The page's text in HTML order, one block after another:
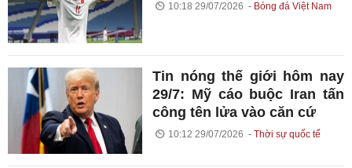
10:18 29/07/2026 Bóng đá Việt Nam
Tin nóng thế giới hôm nay
29/7: Mỹ cáo buộc Iran tấn
công tên lửa vào căn cứ
10:12 29/07/2026 Thời sự quốc tế